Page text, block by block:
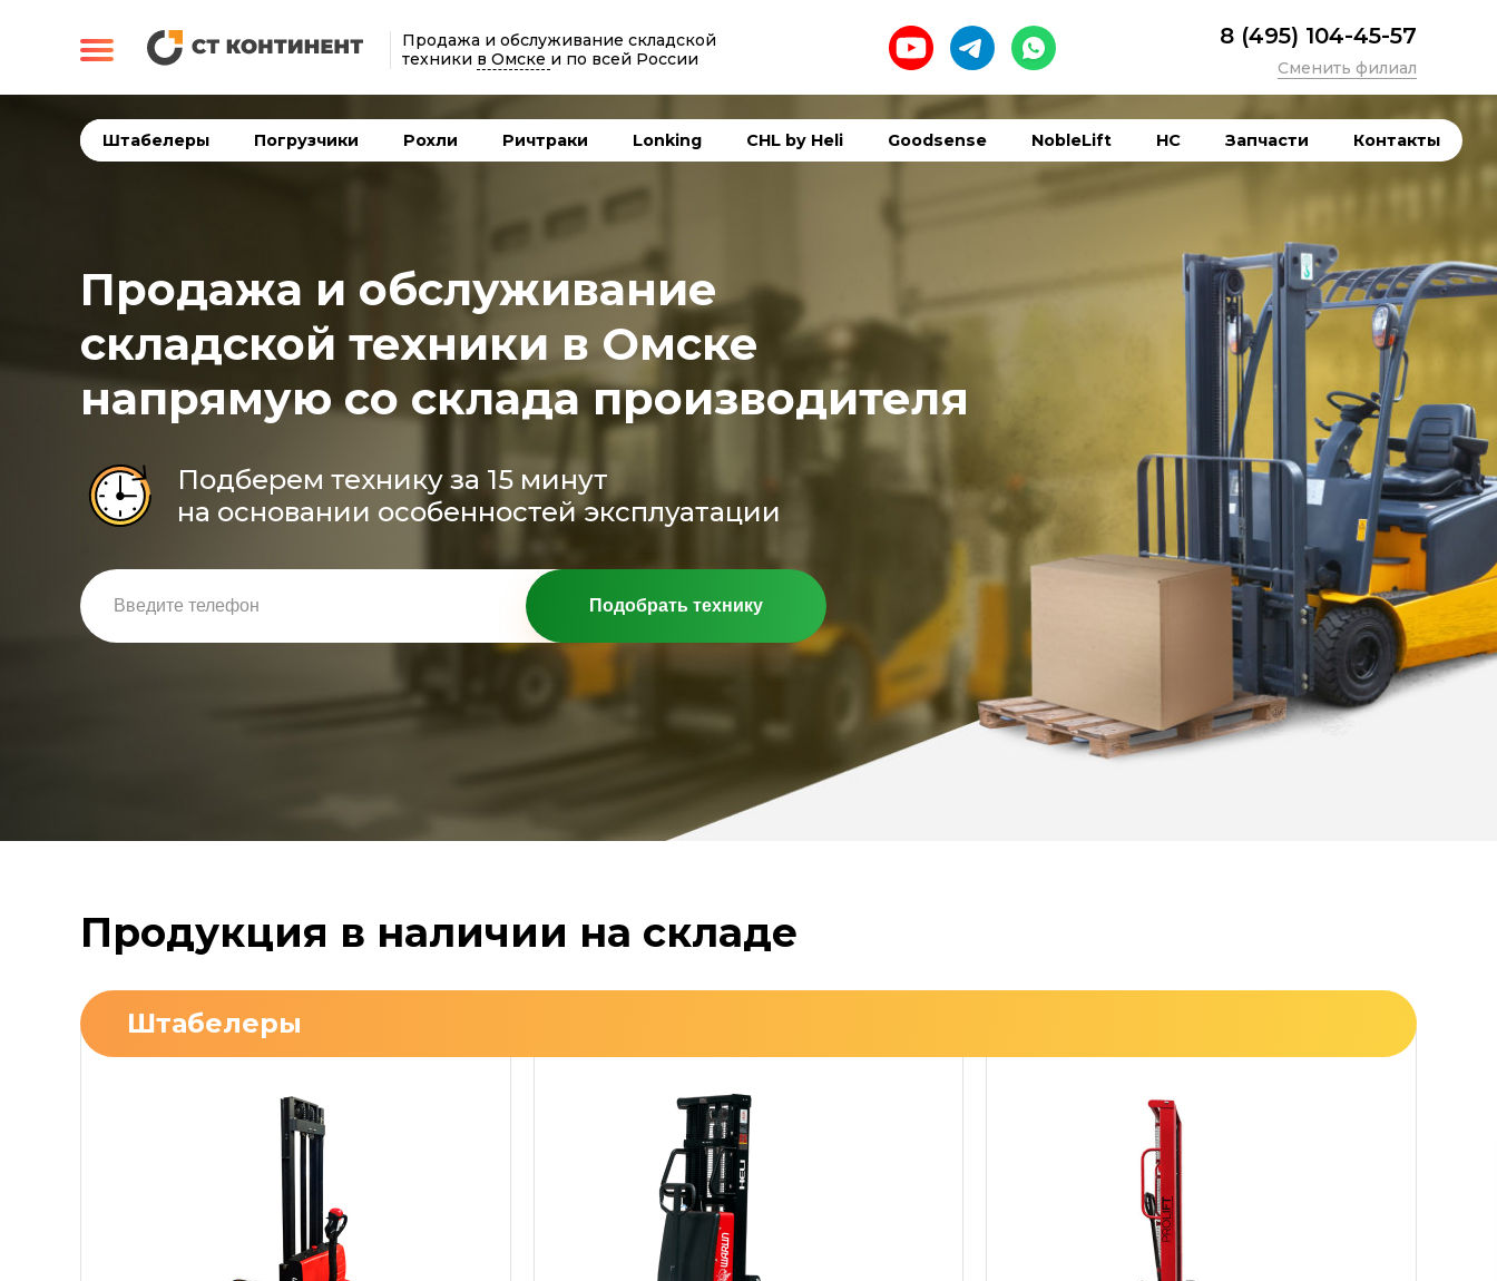
Продажа и обслуживание складской
техники в Омске и по всей России
8 (495) 104-45-57
Сменить филиал
Штабелеры Погрузчики Рохли Ричтраки Lonking CHL by Heli Goodsense NobleLift HC Запчасти Контакты
Продажа и обслуживание
складской техники в Омске
напрямую со склада производителя
Подберем технику за 15 минут
на основании особенностей эксплуатации
Подобрать технику
Продукция в наличии на складе
Штабелеры